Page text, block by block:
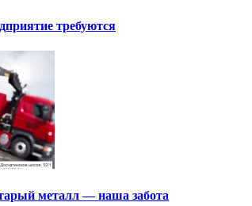
требуются
металл — наша забота